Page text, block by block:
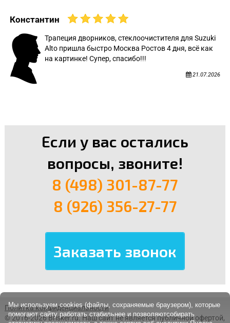
Константин
Трапеция дворников, стеклоочистителя для Suzuki
Alto пришла быстро Москва Ростов 4 дня, всё как
на картинке! Супер, спасибо!!!
21.07.2026
Если у вас остались
вопросы, звоните!
8 (498) 301-87-77
8 (926) 356-27-77
Политка конфиденциальности
© 2016-2026 Brisker.ru.Наш сайт не является публичной офертой,
Мы используем cookies (файлы, сохраняемые браузером), которые
помогают сайту работать стабильнее и позволяютсобирать